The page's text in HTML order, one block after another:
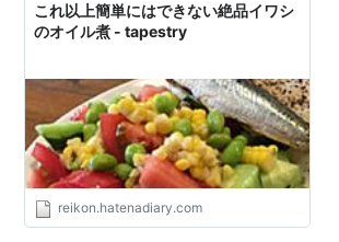
これ以上簡単にはできない絶品イワシ
のオイル煮 - tapestry
reikon.hatenadiary.com